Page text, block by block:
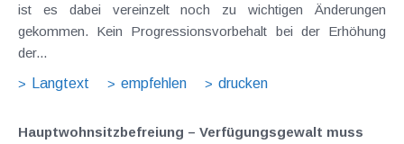
ist es dabei vereinzelt noch zu wichtigen Änderungen
gekommen. Kein Progressionsvorbehalt bei der Erhöhung
der...
Langtext
empfehlen drucken
Hauptwohnsitz​­befreiung – Verfügungsgewalt muss